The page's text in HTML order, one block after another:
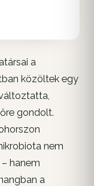
a
közöltek egy
gondolt.
nem
hanem
a